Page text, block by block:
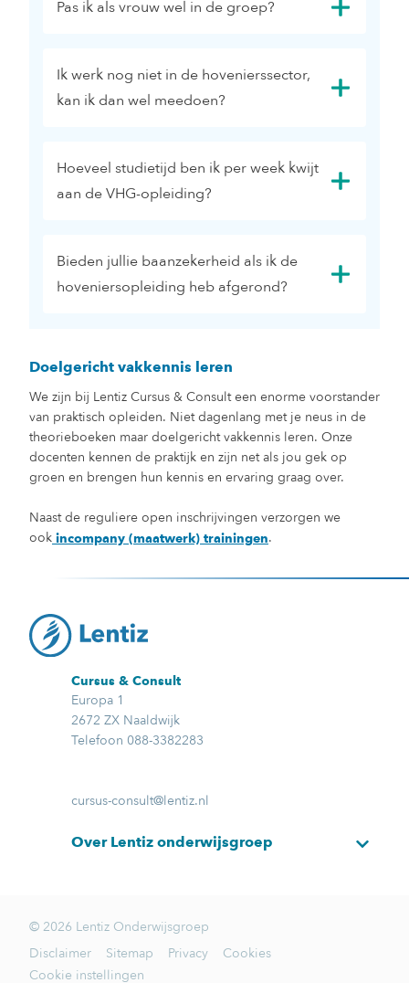
Pas ik als vrouw wel in de groep?
Ik werk nog niet in de hovenierssector,
kan ik dan wel meedoen?
Hoeveel studietijd ben ik per week kwijt
aan de VHG-opleiding?
Bieden jullie baanzekerheid als ik de
hoveniersopleiding heb afgerond?
Doelgericht vakkennis leren
We zijn bij Lentiz Cursus & Consult een enorme voorstander
van praktisch opleiden. Niet dagenlang met je neus in de
theorieboeken maar doelgericht vakkennis leren. Onze
docenten kennen de praktijk en zijn net als jou gek op
groen en brengen hun kennis en ervaring graag over.
Naast de reguliere open inschrijvingen verzorgen we
ook incompany (maatwerk) trainingen.
Cursus & Consult
Europa 1
2672 ZX Naaldwijk
Telefoon 088-3382283
cursus-consult@lentiz.nl
Over Lentiz onderwijsgroep
© 2026 Lentiz Onderwijsgroep
Disclaimer
Sitemap Privacy
Cookies
Cookie instellingen